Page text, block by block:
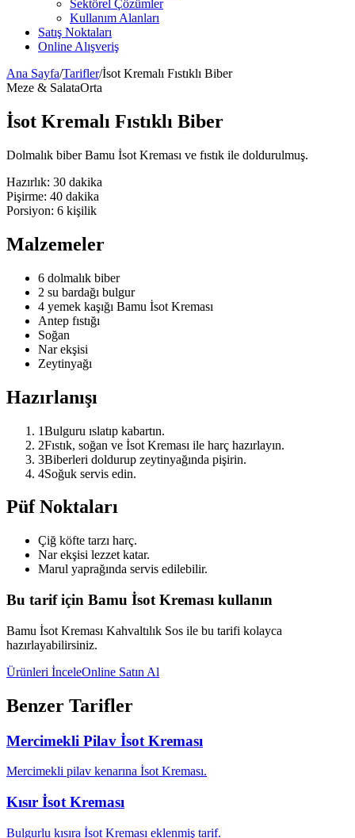
Sektörel Çözümler
Kullanım Alanları
Satış Noktaları
Online Alışveriş
Ana Sayfa/Tarifler/İsot Kremalı Fıstıklı Biber
Meze & SalataOrta
İsot Kremalı Fıstıklı Biber
Dolmalık biber Bamu İsot Kreması ve fıstık ile doldurulmuş.
Hazırlık: 30 dakika
Pişirme: 40 dakika
Porsiyon: 6 kişilik
Malzemeler
6 dolmalık biber
2 su bardağı bulgur
4 yemek kaşığı Bamu İsot Kreması
Antep fıstığı
Soğan
Nar ekşisi
Zeytinyağı
Hazırlanışı
1Bulguru ıslatıp kabartın.
2Fıstık, soğan ve İsot Kreması ile harç hazırlayın.
3Biberleri doldurup zeytinyağında pişirin.
4Soğuk servis edin.
Püf Noktaları
Çiğ köfte tarzı harç.
Nar ekşisi lezzet katar.
Marul yaprağında servis edilebilir.
Bu tarif için Bamu İsot Kreması kullanın
Bamu İsot Kreması Kahvaltılık Sos ile bu tarifi kolayca
hazırlayabilirsiniz.
Ürünleri İnceleOnline Satın Al
Benzer Tarifler
Mercimekli Pilav İsot Kreması
Mercimekli pilav kenarına İsot Kreması.
Kısır İsot Kreması
Bulgurlu kısıra İsot Kreması eklenmiş tarif.